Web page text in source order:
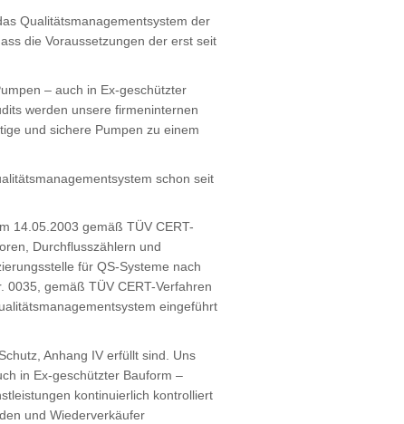
Qualitätsmanagementsystem der
die Voraussetzungen der erst seit
– auch in Ex-geschützter
werden unsere firmeninternen
und sichere Pumpen zu einem
schon seit
14.05.2003 gemäß TÜV CERT-
Durchflusszählern und
für QS-Systeme nach
0035, gemäß TÜV CERT-Verfahren
eingeführt
Anhang IV erfüllt sind. Uns
in Ex-geschützter Bauform –
kontinuierlich kontrolliert
und Wiederverkäufer